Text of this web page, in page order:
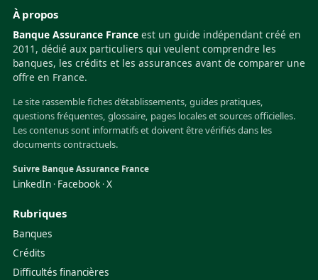
À propos
Banque Assurance France est un guide indépendant créé en
2011, dédié aux particuliers qui veulent comprendre les
banques, les crédits et les assurances avant de comparer une
offre en France.
Le site rassemble fiches d’établissements, guides pratiques,
questions fréquentes, glossaire, pages locales et sources officielles.
Les contenus sont informatifs et doivent être vérifiés dans les
documents contractuels.
Suivre Banque Assurance France
LinkedIn · Facebook ·X
Rubriques
Banques
Crédits
Difficultés financières